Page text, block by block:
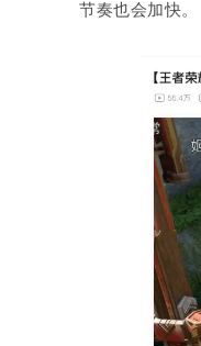
节奏也会加快。